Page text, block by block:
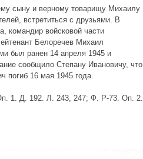
сыну и верному товарищу Михаилу
встретиться с друзьями. В
командир войсковой части
Белоречев Михаил
был ранен 14 апреля 1945 и
сообщило Степану Ивановичу, что
погиб 16 мая 1945 года.
1. Д. 192. Л. 243, 247; Ф. Р-73. Оп. 2.